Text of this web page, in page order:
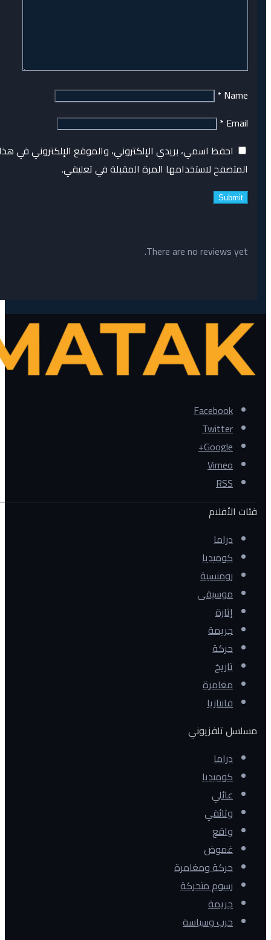
Name
*
Email
*
احفظ اسمي، بريدي الإلكتروني، والموقع الإلكتروني في
المتصفح لاستخدامها المرة المقبلة في تعليقي.
There are no reviews yet.
Facebook
Twitter
Google+
Vimeo
RSS
فئات الأفلام
دراما
كوميديا
رومنسية
موسيقى
إثارة
جريمة
حركة
تاريخ
مغامرة
فانتازيا
مسلسل تلفزيوني
دراما
كوميديا
عائلي
وثائقي
واقع
غموض
حركة ومغامرة
رسوم متحركة
جريمة
حرب وسياسة